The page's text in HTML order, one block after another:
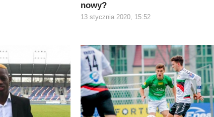
nowy?
13 stycznia 2020, 15:52